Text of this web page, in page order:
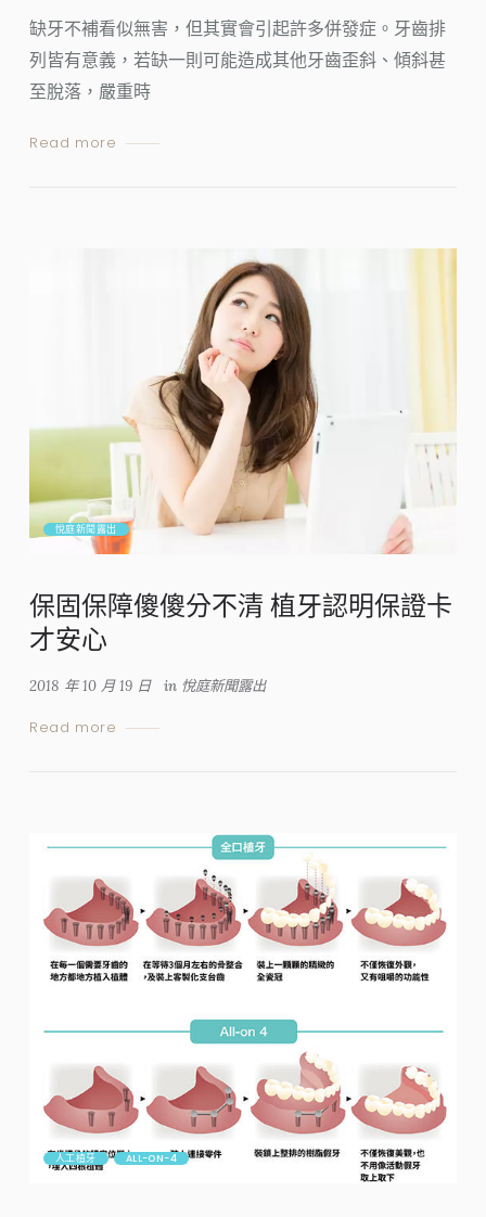
缺牙不補看似無害，但其實會引起許多併發症。牙齒排
列皆有意義，若缺一則可能造成其他牙齒歪斜、傾斜甚
至脫落，嚴重時
Read more
悅庭新聞露出
保固保障傻傻分不清 植牙認明保證卡
才安心
2018 年 10 月 19 日 in 悅庭新聞露出
Read more
人工植牙 ALL-ON-4